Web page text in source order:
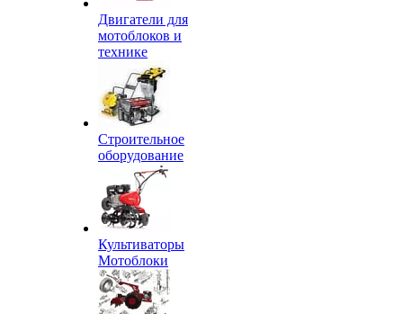
Двигатели для
мотоблоков и
технике
Строительное
оборудование
Культиваторы
Мотоблоки